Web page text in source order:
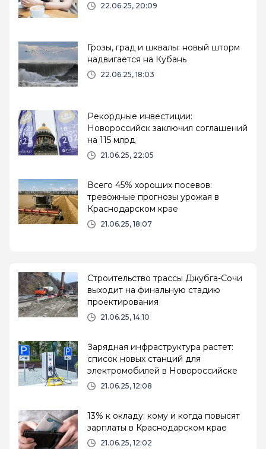
22.06.25, 20:09
Грозы, град и шквалы: новый шторм
надвигается на Кубань
22.06.25, 18:03
Рекордные инвестиции:
Новороссийск заключил соглашений
на 115 млрд
21.06.25, 22:05
Всего 45% хороших посевов:
тревожные прогнозы урожая в
Краснодарском крае
21.06.25, 18:07
Строительство трассы Джубга-Сочи
выходит на финальную стадию
проектирования
21.06.25, 14:10
Зарядная инфраструктура растет:
список новых станций для
электромобилей в Новороссийске
21.06.25, 12:08
13% к окладу: кому и когда повысят
зарплаты в Краснодарском крае
21.06.25, 12:02